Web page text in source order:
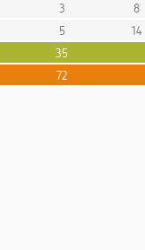
3 8
5 14
35
72